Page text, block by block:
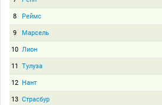
8 Реймс
9 Марсель
10 Лион
11 Тулуза
12 Нант
13 Страсбур